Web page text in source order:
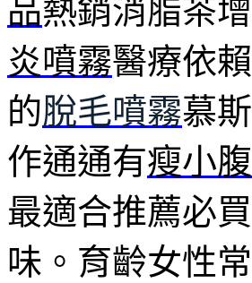
品熱銷消脂茶
炎噴霧醫療依
的脫毛噴霧慕
作通通有瘦小
最適合推薦必
味。育齡女性